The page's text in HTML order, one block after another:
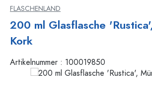
FLASCHENLAND
200 ml Glasflasche
Kork
Artikelnummer : 100019850